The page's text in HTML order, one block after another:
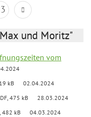
und Moritz"
vom
kB 02.04.2024
475 kB 28.03.2024
482 kB 04.03.2024